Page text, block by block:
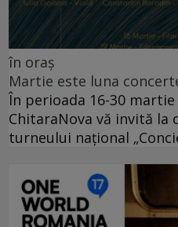
în oraș
Martie este luna
În perioada 16-30 martie
ChitaraNova vă invită la
turneului național